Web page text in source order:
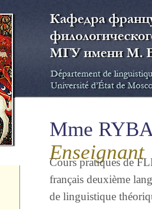
Mme
Enseignant
Cours pratiques de
français deuxième
de linguistique